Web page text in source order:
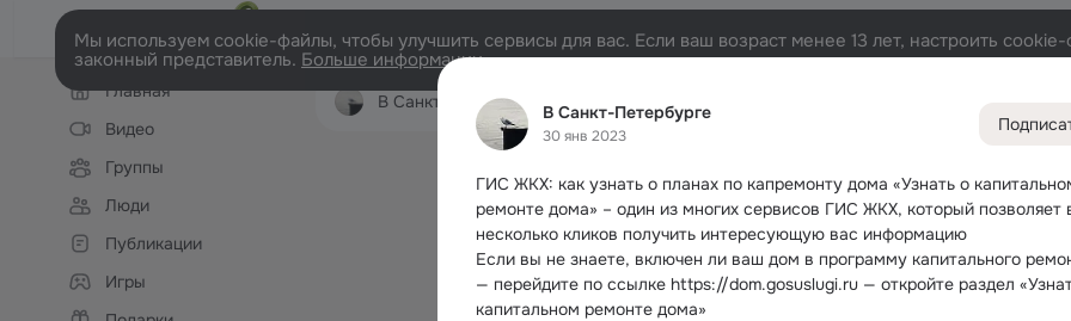
В Санкт-Петербурге
30 янв 2023
ГИС ЖКХ: как узнать о планах по капремонту дома «Узнать о
ремонте дома» – один из многих сервисов ГИС ЖКХ, который позволяет
несколько кликов получить интересующую вас информацию
Если вы не знаете, включен ли ваш дом в программу капитального
— перейдите по ссылке https://dom.gosuslugi.ru — откройте раздел
капитальном ремонте дома»
Мы используем cookie-файлы, чтобы улучшить сервисы для вас. Если ваш возраст менее 13 лет, настроить
законный представитель. Больше информации
Левая
колонкаГлавная
Видео
Группы
Люди
Публикации
Игры
В Санкт-Петербурге Лента Участники
Всё31